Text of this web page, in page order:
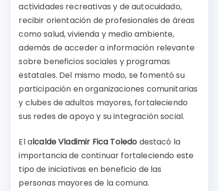
actividades recreativas y de autocuidado,
recibir orientación de profesionales de áreas
como salud, vivienda y medio ambiente,
además de acceder a información relevante
sobre beneficios sociales y programas
estatales. Del mismo modo, se fomentó su
participación en organizaciones comunitarias
y clubes de adultos mayores, fortaleciendo
sus redes de apoyo y su integración social.
El alcalde Vladimir Fica Toledo destacó la
importancia de continuar fortaleciendo este
tipo de iniciativas en beneficio de las
personas mayores de la comuna.